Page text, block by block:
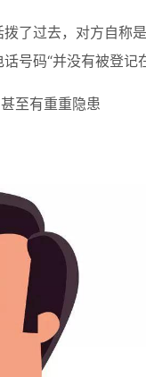
了过去，对方自称
号码“并没有被登记
至有重重隐患